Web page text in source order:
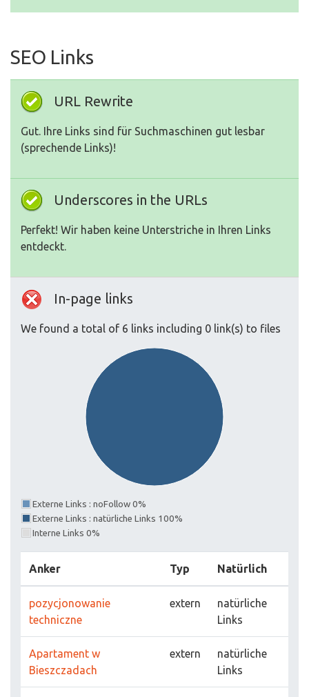
SEO Links
URL Rewrite
Gut. Ihre Links sind für Suchmaschinen gut lesbar
(sprechende Links)!
Underscores in the URLs
Perfekt! Wir haben keine Unterstriche in Ihren Links
entdeckt.
In-page links
We found a total of 6 links including 0 link(s) to files
Externe Links : noFollow 0%
Externe Links : natürliche Links 100%
Interne Links 0%
Anker Typ Natürlich
pozycjonowanie
techniczne
extern
natürliche
Links
Apartament w
Bieszczadach
extern
natürliche
Links